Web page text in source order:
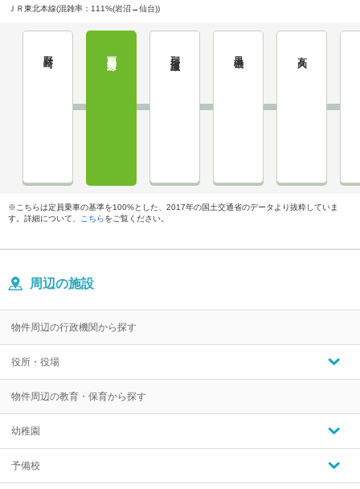
ＪＲ東北本線(混雑率：111%(岩沼→仙台))
※こちらは定員乗車の基準を100%とした、2017年の国土交通省のデータより抜粋していま
す。詳細について、
こちらをご覧ください。
周辺の施設
物件周辺の行政機関から探す
役所・役場
物件周辺の教育・保育から探す
幼稚園
予備校